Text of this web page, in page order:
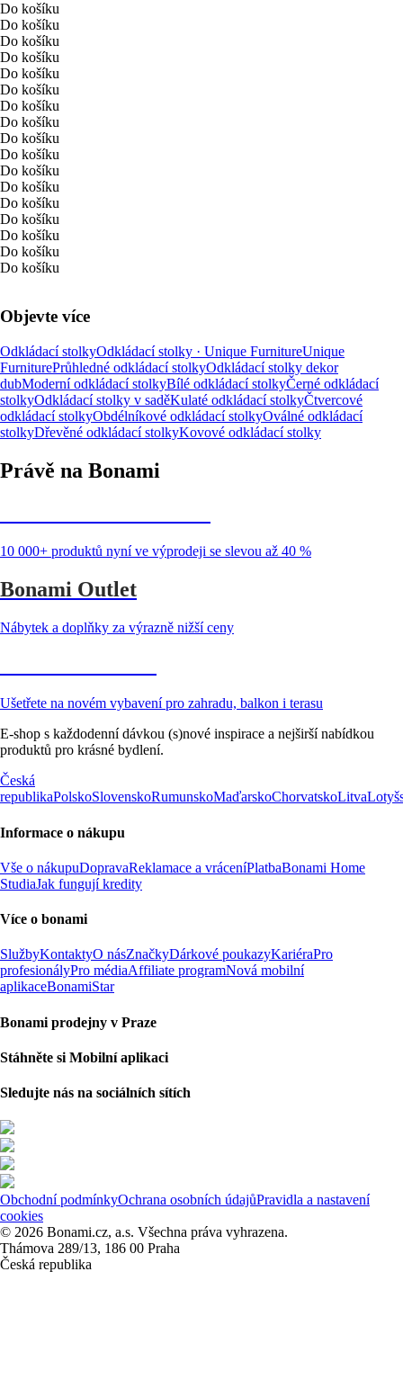
Do košíku
Do košíku
Do košíku
Do košíku
Do košíku
Do košíku
Do košíku
Do košíku
Do košíku
Do košíku
Do košíku
Do košíku
Do košíku
Do košíku
Do košíku
Do košíku
Do košíku
Objevte více
Odkládací stolkyOdkládací stolky · Unique FurnitureUnique
FurniturePrůhledné odkládací stolkyOdkládací stolky dekor
dubModerní odkládací stolkyBílé odkládací stolkyČerné odkládací
stolkyOdkládací stolky v saděKulaté odkládací stolkyČtvercové
odkládací stolkyObdélníkové odkládací stolkyOválné odkládací
stolkyDřevěné odkládací stolkyKovové odkládací stolky
Právě na Bonami
10 000+ produktů nyní ve výprodeji se slevou až 40 %
Bonami Outlet
Nábytek a doplňky za výrazně nižší ceny
Ušetřete na novém vybavení pro zahradu, balkon i terasu
E-shop s každodenní dávkou (s)nové inspirace a nejširší nabídkou
produktů pro krásné bydlení.
Česká
republikaPolskoSlovenskoRumunskoMaďarskoChorvatskoLitva
Informace o nákupu
Vše o nákupuDopravaReklamace a vráceníPlatbaBonami Home
StudiaJak fungují kredity
Více o bonami
SlužbyKontaktyO násZnačkyDárkové poukazyKariéraPro
profesionályPro médiaAffiliate programNová mobilní
aplikaceBonamiStar
Bonami prodejny v Praze
Stáhněte si Mobilní aplikaci
Sledujte nás na sociálních sítích
Obchodní podmínkyOchrana osobních údajůPravidla a nastavení
cookies
© 2026 Bonami.cz, a.s. Všechna práva vyhrazena.
Thámova 289/13, 186 00 Praha
Česká republika